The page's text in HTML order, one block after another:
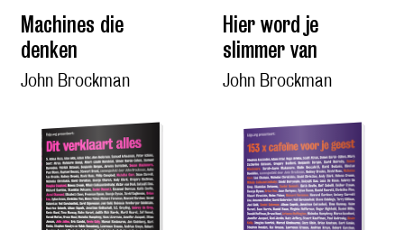
Machines die
denken
John Brockman
Hier word je
slimmer van
John Brockman